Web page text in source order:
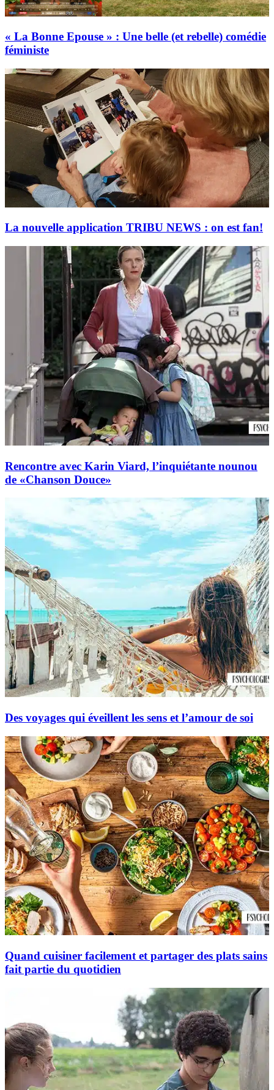
« La Bonne Epouse » : Une belle (et rebelle) comédie
féministe
La nouvelle application TRIBU NEWS : on est fan!
Rencontre avec Karin Viard, l’inquiétante nounou
de «Chanson Douce»
Des voyages qui éveillent les sens et l’amour de soi
Quand cuisiner facilement et partager des plats sains
fait partie du quotidien